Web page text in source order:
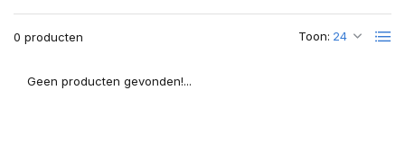
0 producten Toon:
Geen producten gevonden!...